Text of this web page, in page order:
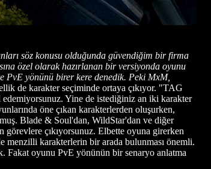
söz konusu olduğunda güvendiğim bir firma
özel olarak hazırlanan bir versiyonda oyunu
PvE yönünü birer kere denedik. Peki MxM,
de karakter seçiminde ortaya çıkıyor. "TAG
Yine de istediğiniz an iki karakter
öne çıkan karakterlerden oluşurken,
Blade & Soul'dan, WildStar'dan ve diğer
çıkıyorsunuz. Elbette oyuna girerken
menzilli karakterlerin bir arada bulunması önemli.
Fakat oyunu PvE yönünün bir senaryo anlatma